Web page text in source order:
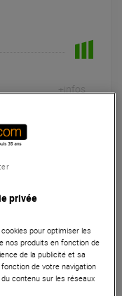
+infos
est un sac de
avec poche
votre matériel
privée
pour optimiser les
nos produits en fonction de
de la publicité et sa
de votre navigation
contenu sur les réseaux